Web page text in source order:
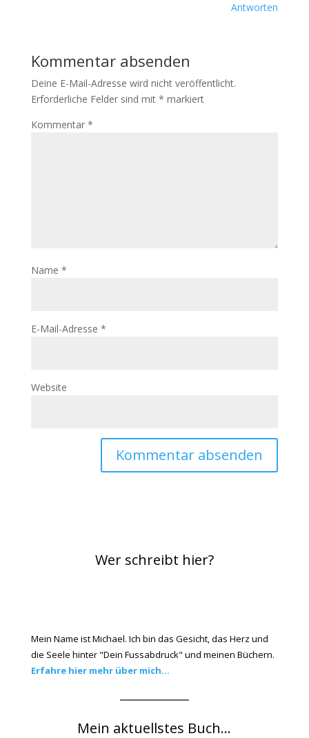
Antworten
Kommentar absenden
Deine E-Mail-Adresse wird nicht veröffentlicht.
Erforderliche Felder sind mit * markiert
Kommentar *
Name *
E-Mail-Adresse *
Website
Wer schreibt hier?
Mein Name ist Michael. Ich bin das Gesicht, das Herz und
die Seele hinter "Dein Fussabdruck" und meinen Büchern.
Erfahre hier mehr über mich...
Mein aktuellstes Buch...